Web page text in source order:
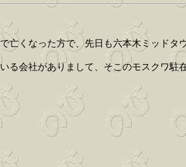
亡くなった方で、先日も六本木ミッドタ
る会社がありまして、そこのモスクワ駐